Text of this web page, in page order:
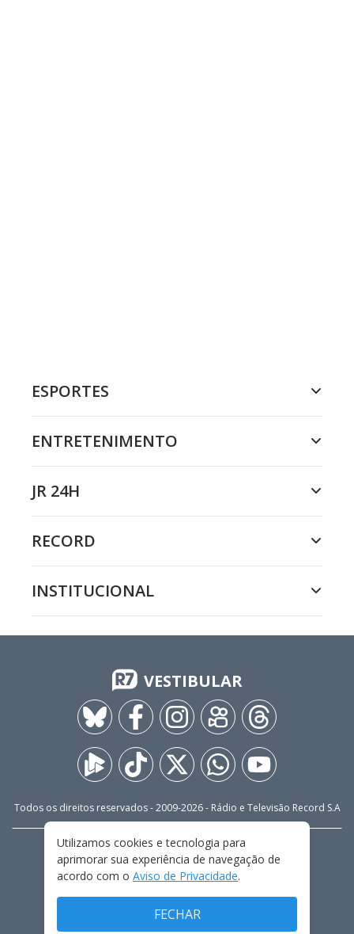
ESPORTES
ENTRETENIMENTO
JR 24H
RECORD
INSTITUCIONAL
VESTIBULAR
Todos os direitos reservados - 2009-2026- Rádio e Televisão Record S.A
FALE CONOSCO
PRIVACIDADE
TERMOS E CONDIÇÕES DE USO
Utilizamos cookies e tecnologia para
aprimorar sua experiência de navegação de
acordo com o Aviso de Privacidade.
FECHAR